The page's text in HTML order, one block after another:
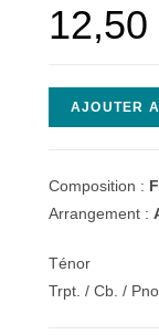
12,50
quantité
de
AJOUTER
Composition :
Arrangement :
Ténor
Trpt. / Cb. / Pno.